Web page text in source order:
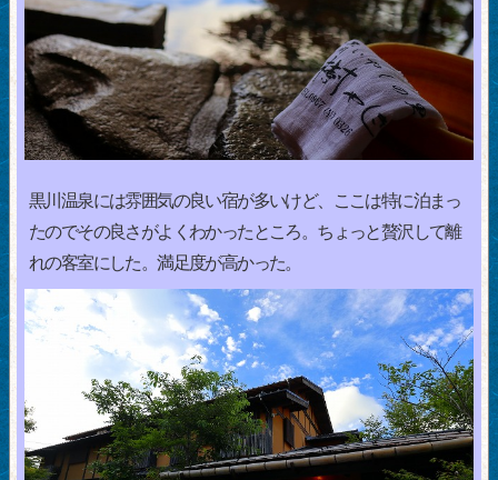
黒川温泉には雰囲気の良い宿が多いけど、ここは特に泊まっ
たのでその良さがよくわかったところ。ちょっと贅沢して離
れの客室にした。満足度が高かった。